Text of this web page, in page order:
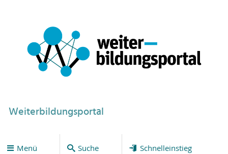
Weiterbildungsportal
Menü Suche Schnelleinstieg